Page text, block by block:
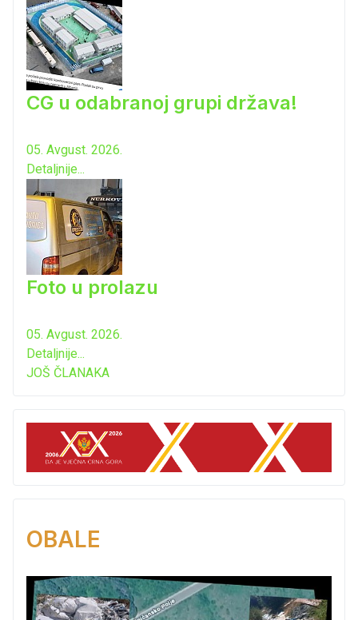
CG u odabranoj grupi država!
05. Avgust. 2026.
Detaljnije...
Foto u prolazu
05. Avgust. 2026.
Detaljnije...
JOŠ ČLANAKA
OBALE